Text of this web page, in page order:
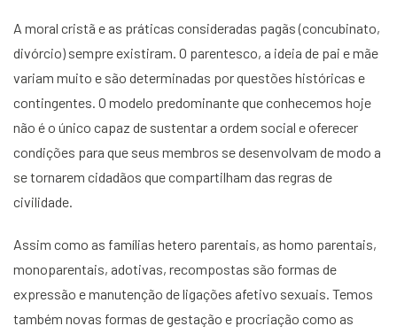
A moral cristã e as práticas consideradas pagãs (concubinato,
divórcio) sempre existiram. O parentesco, a ideia de pai e mãe
variam muito e são determinadas por questões históricas e
contingentes. O modelo predominante que conhecemos hoje
não é o único capaz de sustentar a ordem social e oferecer
condições para que seus membros se desenvolvam de modo a
se tornarem cidadãos que compartilham das regras de
civilidade.
Assim como as famílias hetero parentais, as homo parentais,
monoparentais, adotivas, recompostas são formas de
expressão e manutenção de ligações afetivo sexuais. Temos
também novas formas de gestação e procriação como as